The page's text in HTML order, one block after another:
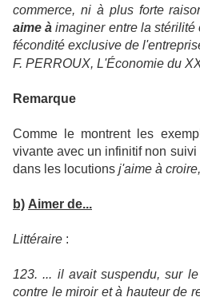
commerce, ni à plus forte
aime à imaginer entre la stérilité
fécondité exclusive de
F. PERROUX, L'Économie du
Remarque
Comme le montrent les
vivante avec un infinitif non
dans les locutions j'aime à
b) Aimer de...
Littéraire :
123. ... il avait suspendu, sur
contre le miroir et à hauteur de